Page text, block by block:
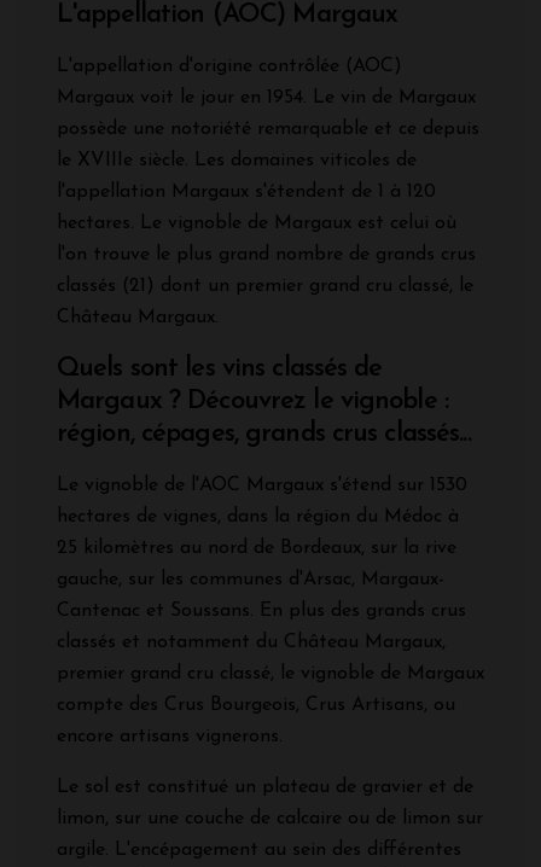
L'appellation (AOC) Margaux
L'appellation d'origine contrôlée (AOC)
Margaux voit le jour en 1954. Le vin de Margaux
possède une notoriété remarquable et ce depuis
le XVIIIe siècle. Les domaines viticoles de
l'appellation Margaux s'étendent de 1 à 120
hectares. Le vignoble de Margaux est celui où
l'on trouve le plus grand nombre de grands crus
classés (21) dont un premier grand cru classé, le
Château Margaux.
Quels sont les vins classés de
Margaux ? Découvrez le vignoble :
région, cépages, grands crus classés...
Le vignoble de l'AOC Margaux s'étend sur 1530
hectares de vignes, dans la région du Médoc à
25 kilomètres au nord de Bordeaux, sur la rive
gauche, sur les communes d'Arsac, Margaux-
Cantenac et Soussans. En plus des grands crus
classés et notamment du Château Margaux,
premier grand cru classé, le vignoble de Margaux
compte des Crus Bourgeois, Crus Artisans, ou
encore artisans vignerons.
Le sol est constitué un plateau de gravier et de
limon, sur une couche de calcaire ou de limon sur
argile. L'encépagement au sein des différentes